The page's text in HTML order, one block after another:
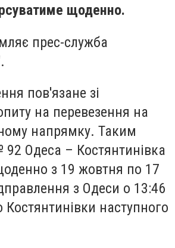
щоденно.
прес-служба
пов'язане зі
на перевезення на
напрямку. Таким
Одеса – Костянтинівка
з 19 жовтня по 17
з Одеси о 13:46
Костянтинівки наступного